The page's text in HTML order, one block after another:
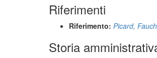
Riferimenti
Riferimento: Picard,
Storia